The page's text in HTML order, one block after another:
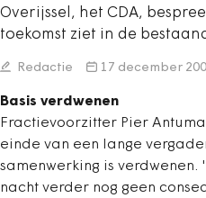
Overijssel, het CDA,
toekomst ziet in de
Redactie 17 december
Basis verdwenen
Fractievoorzitter Pier
einde van een lange
samenwerking is
nacht verder nog geen